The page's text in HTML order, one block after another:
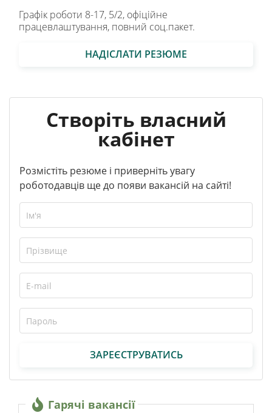
Графік роботи 8-17, 5/2, офіційне
працевлаштування, повний соц.пакет.
НАДІСЛАТИ РЕЗЮМЕ
Створіть власний
кабінет
Розмістіть резюме і приверніть увагу
роботодавців ще до появи вакансій на сайті!
ЗАРЕЄСТРУВАТИСЬ
Гарячі вакансії